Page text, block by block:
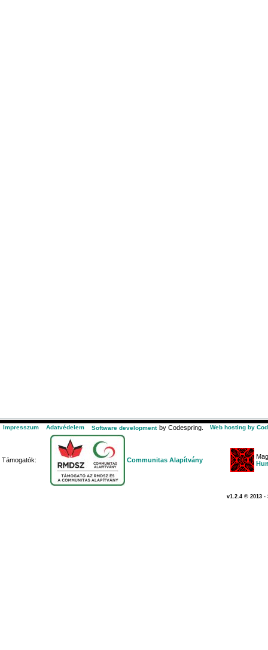
Impresszum Adatvédelem Software development by Codespring. Web hosting by
Támogatók: Communitas Alapítvány
v1.2.4 © 2013